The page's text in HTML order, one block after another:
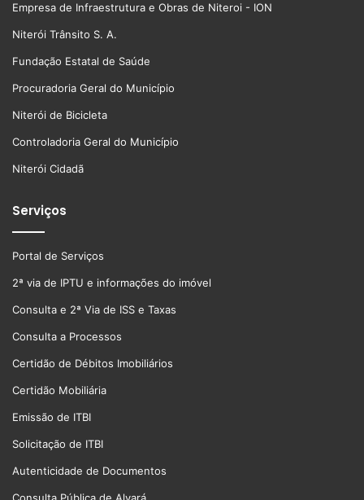
Empresa de Infraestrutura e Obras de Niteroi - ION
Niterói Trânsito S. A.
Fundação Estatal de Saúde
Procuradoria Geral do Município
Niterói de Bicicleta
Controladoria Geral do Município
Niterói Cidadã
Serviços
Portal de Serviços
2ª via de IPTU e informações do imóvel
Consulta e 2ª Via de ISS e Taxas
Consulta a Processos
Certidão de Débitos Imobiliários
Certidão Mobiliária
Emissão de ITBI
Solicitação de ITBI
Autenticidade de Documentos